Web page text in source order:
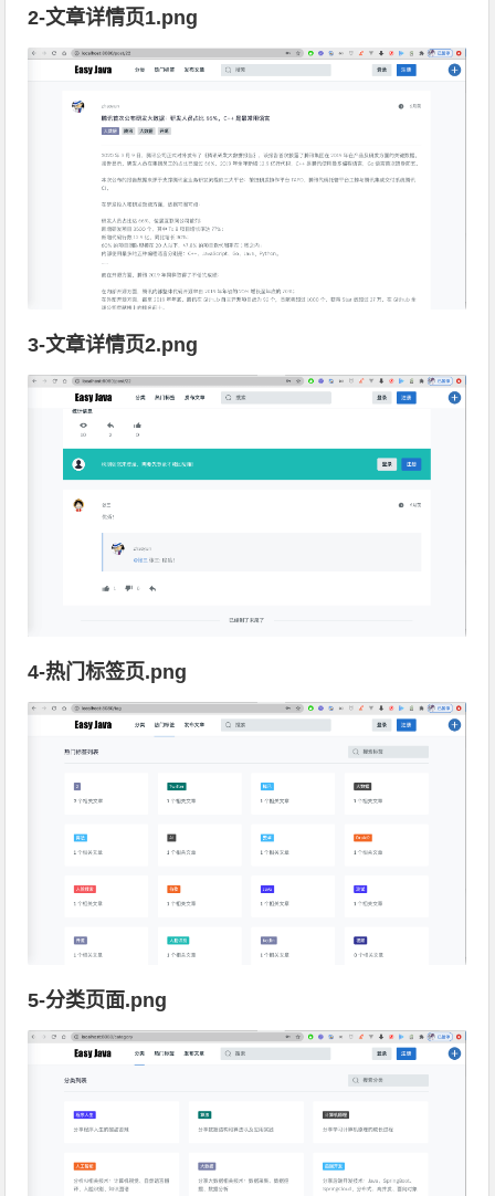
2-文章详情页1.png
3-文章详情页2.png
4-热门标签页.png
5-分类页面.png